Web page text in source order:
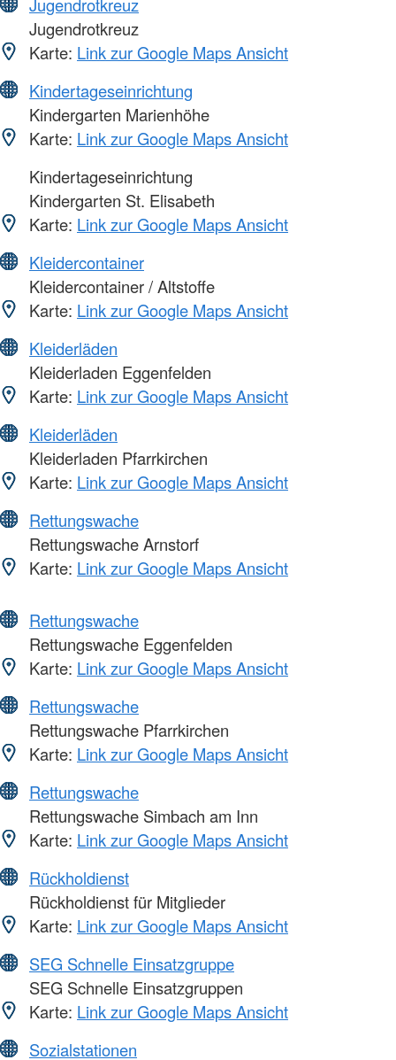
Jugendrotkreuz
Karte: Link zur Google Maps Ansicht
Kindertageseinrichtung
Kindergarten Marienhöhe
Karte: Link zur Google Maps Ansicht
Kindertageseinrichtung
Kindergarten St. Elisabeth
Karte: Link zur Google Maps Ansicht
Kleidercontainer
Kleidercontainer / Altstoffe
Karte: Link zur Google Maps Ansicht
Kleiderläden
Kleiderladen Eggenfelden
Karte: Link zur Google Maps Ansicht
Kleiderläden
Kleiderladen Pfarrkirchen
Karte: Link zur Google Maps Ansicht
Rettungswache
Rettungswache Arnstorf
Karte: Link zur Google Maps Ansicht
Rettungswache
Rettungswache Eggenfelden
Karte: Link zur Google Maps Ansicht
Rettungswache
Rettungswache Pfarrkirchen
Karte: Link zur Google Maps Ansicht
Rettungswache
Rettungswache Simbach am Inn
Karte: Link zur Google Maps Ansicht
Rückholdienst
Rückholdienst für Mitglieder
Karte: Link zur Google Maps Ansicht
SEG Schnelle Einsatzgruppe
SEG Schnelle Einsatzgruppen
Karte: Link zur Google Maps Ansicht
Sozialstationen